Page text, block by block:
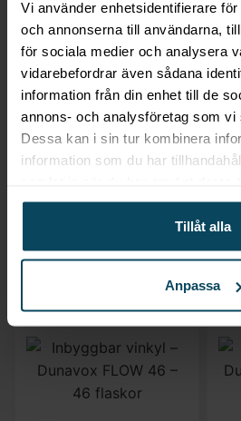
Vi använder enhetsidentifierare
och annonserna till användarna,
för sociala medier och analysera
vidarebefordrar även sådana
information från din enhet till de
annons- och analysföretag som vi
Dessa kan i sin tur kombinera
information som du har
Tillåt alla
Anpassa
Lägg till i favoriter
Dunavox
Inbyggbar vinkyl –
Dunavox FLOW 45 –